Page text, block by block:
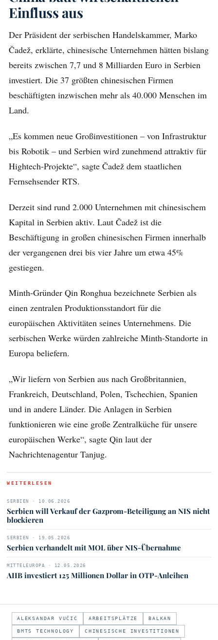
Einfluss aus
Der Präsident der serbischen Handelskammer, Marko
Čadež, erklärte, chinesische Unternehmen hätten bislang
bereits zwischen 7,7 und 8 Milliarden Euro in Serbien
investiert. Die 37 größten chinesischen Firmen
beschäftigten inzwischen mehr als 40.000 Menschen im
Land.
„Es kommen neue Großinvestitionen – von Infrastruktur
bis Robotik – und Serbien wird zunehmend attraktiv für
Hightech-Projekte“, sagte Čadež dem staatlichen
Fernsehsender RTS.
Derzeit sind rund 2.000 Unternehmen mit chinesischem
Kapital in Serbien aktiv. Laut Čadež ist die
Beschäftigung in großen chinesischen Firmen innerhalb
der vergangenen drei bis vier Jahre um etwa 45%
gestiegen.
Minth-Gründer Qin Ronghua bezeichnete Serbien als
einen zentralen Produktionsstandort für die
europäischen Aktivitäten seines Unternehmens. Die
serbischen Werke würden zahlreiche Minth-Standorte in
Europa beliefern.
„Wir liefern von Serbien aus nach Großbritannien,
Frankreich, Deutschland, Polen, Tschechien, Spanien
und in andere Länder. Die Anlagen in Serbien
funktionieren wie eine große Zentralküche für unsere
europäischen Werke“, sagte Qin laut der
Nachrichtenagentur Tanjug.
WEITERLESEN
SERBIEN · 10.06.2026
Serbien will Verkauf der Gazprom-Beteiligung an NIS nicht
blockieren
SERBIEN · 19.05.2026
Serbien verhandelt mit MOL über NIS-Übernahme
MITTELEUROPA · 12.05.2026
AIIB investiert 125 Millionen Dollar in OTP-Anleihen
ALEKSANDAR VUČIĆ ARBEITSPLÄTZE BALKAN
BMTS TECHNOLOGY CHINESISCHE INVESTITIONEN